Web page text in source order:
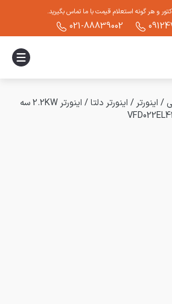
و هر گونه استعلام قیمت با ما تماس بگیرید.
021-88839002
/ اینورتر / اینورتر دلتا/
اینورتر 2.2KW سه